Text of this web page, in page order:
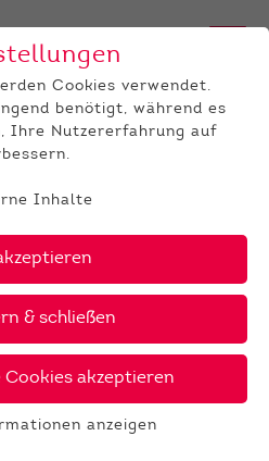
Alsfeld am
Zuchtviehauktion für
Cookies verwendet.
benötigt, während es
Ihre Nutzererfahrung auf
Inhalte
& schließen
Cookies akzeptieren
anzeigen